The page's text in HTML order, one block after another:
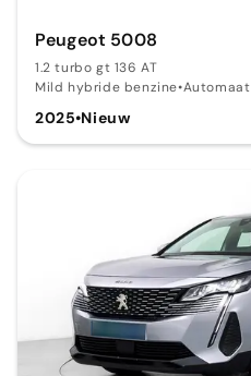
Peugeot 5008
1.2 turbo gt 136 AT
Mild hybride benzine•Automaat
2025•Nieuw